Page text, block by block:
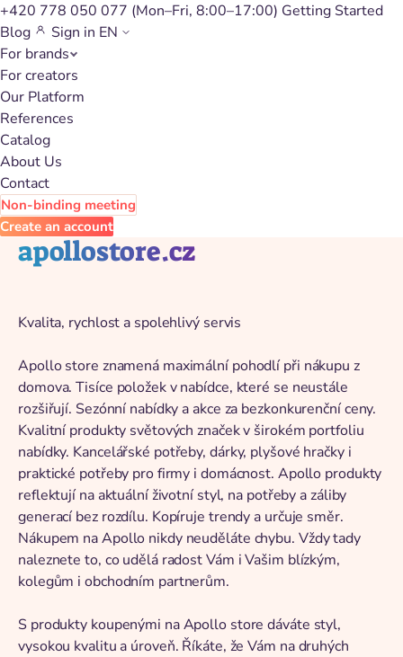
+420 778 050 077 (Mon–Fri, 8:00–17:00) Getting Started
Blog
Sign in EN
For brands
For creators
Our Platform
References
Catalog
About Us
Contact
Non-binding meeting
Create an account
Back to catalog
apollostore.cz
Kvalita, rychlost a spolehlivý servis
Apollo store znamená maximální pohodlí při nákupu z
domova. Tisíce položek v nabídce, které se neustále
rozšiřují. Sezónní nabídky a akce za bezkonkurenční ceny.
Kvalitní produkty světových značek v širokém portfoliu
nabídky. Kancelářské potřeby, dárky, plyšové hračky i
praktické potřeby pro firmy i domácnost. Apollo produkty
reflektují na aktuální životní styl, na potřeby a záliby
generací bez rozdílu. Kopíruje trendy a určuje směr.
Nákupem na Apollo nikdy neuděláte chybu. Vždy tady
naleznete to, co udělá radost Vám i Vašim blízkým,
kolegům i obchodním partnerům.
S produkty koupenými na Apollo store dáváte styl,
vysokou kvalitu a úroveň. Říkáte, že Vám na druhých